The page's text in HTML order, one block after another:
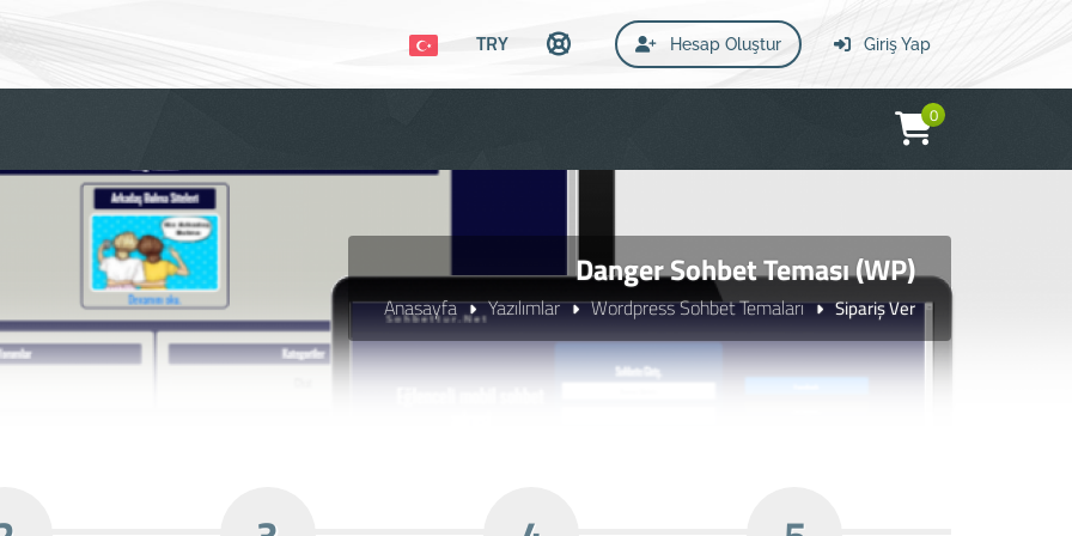
Giriş Yap
Hesap Oluştur
TRY
0
Danger Sohbet Teması (WP)
Anasayfa Yazılımlar Wordpress Sohbet Temaları Sipariş Ver